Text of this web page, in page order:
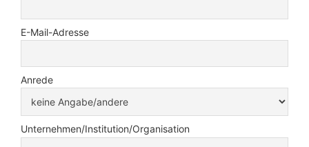
E-Mail-Adresse
Anrede
Unternehmen/Institution/Organisation